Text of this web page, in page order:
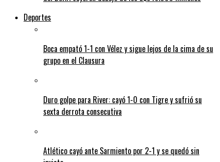
Deportes
Boca empató 1-1 con Vélez y sigue lejos de la cima de su
grupo en el Clausura
Duro golpe para River: cayó 1-0 con Tigre y sufrió su
sexta derrota consecutiva
Atlético cayó ante Sarmiento por 2-1 y se quedó sin